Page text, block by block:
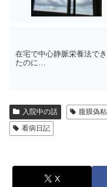
在宅で中心静脈栄養法で
たのに…
入院中の話 腹膜偽
看病日記
X